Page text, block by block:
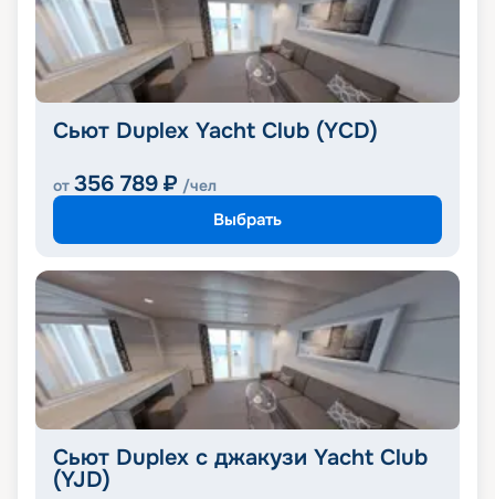
Сьют Duplex Yacht Club (YCD)
от 356 789 ₽ /чел
Выбрать
Сьют Duplex с джакузи Yacht Club
(YJD)